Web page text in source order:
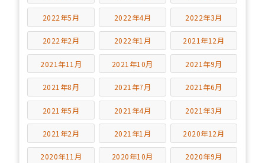
2022年5月 2022年4月 2022年3月
2022年2月 2022年1月 2021年12月
2021年11月 2021年10月 2021年9月
2021年8月 2021年7月 2021年6月
2021年5月 2021年4月 2021年3月
2021年2月 2021年1月 2020年12月
2020年11月 2020年10月 2020年9月